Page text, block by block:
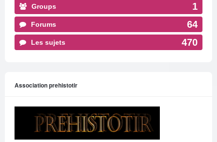
Groups 1
Forums 64
Les sujets 470
Association prehistotir